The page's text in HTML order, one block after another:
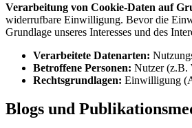
Verarbeitung von Cookie-Daten auf
widerrufbare Einwilligung. Bevor die
Grundlage unseres Interesses und des
Verarbeitete Datenarten:
Betroffene Personen: Nutzer (z.B.
Rechtsgrundlagen: Einwilligung
Blogs und